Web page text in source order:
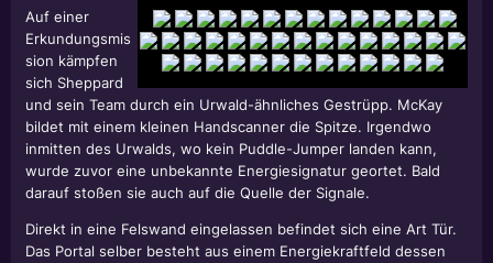
Auf einer
Erkundungsmis
sion kämpfen
sich Sheppard
und sein Team durch ein Urwald-ähnliches Gestrüpp. McKay
bildet mit einem kleinen Handscanner die Spitze. Irgendwo
inmitten des Urwalds, wo kein Puddle-Jumper landen kann,
wurde zuvor eine unbekannte Energiesignatur geortet. Bald
darauf stoßen sie auch auf die Quelle der Signale.
Direkt in eine Felswand eingelassen befindet sich eine Art Tür.
Das Portal selber besteht aus einem Energiekraftfeld dessen